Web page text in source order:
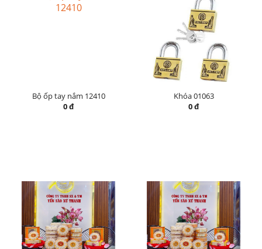
Bộ ốp tay nắm 12410
0 đ
Khóa 01063
0 đ